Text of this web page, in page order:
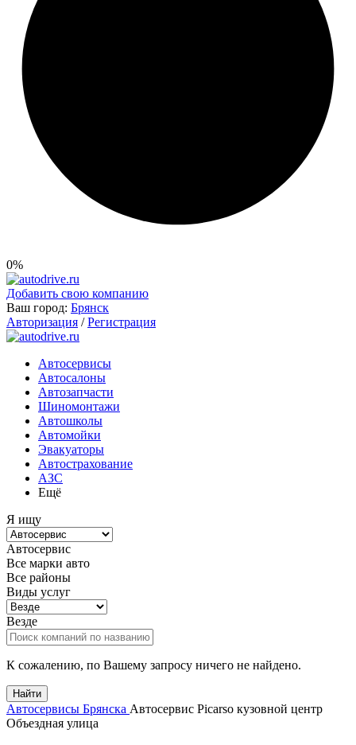
0%
Добавить свою компанию
Ваш город: Брянск
Авторизация / Регистрация
Автосервисы
Автосалоны
Автозапчасти
Шиномонтажи
Автошколы
Автомойки
Эвакуаторы
Автострахование
АЗС
Ещё
Я ищу
Автосервис
Все марки авто
Все районы
Виды услуг
Везде
К сожалению, по Вашему запросу ничего не найдено.
Найти
Автосервисы Брянска Автосервис Picarso кузовной центр
Объездная улица